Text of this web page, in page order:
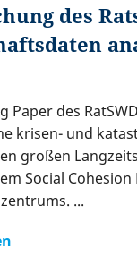
des
Paper des
krisen- und
großen
Social Cohesion